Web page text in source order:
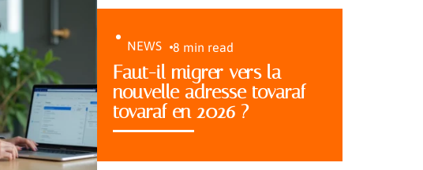
NEWS 8 min read
Faut-il migrer vers la
nouvelle adresse tovaraf
tovaraf en 2026 ?